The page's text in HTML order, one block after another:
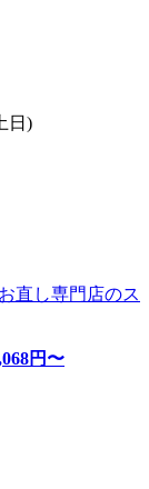
日)
直し専門店のス
円〜